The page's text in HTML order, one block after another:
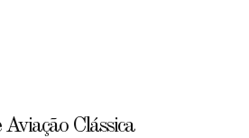
Clássica